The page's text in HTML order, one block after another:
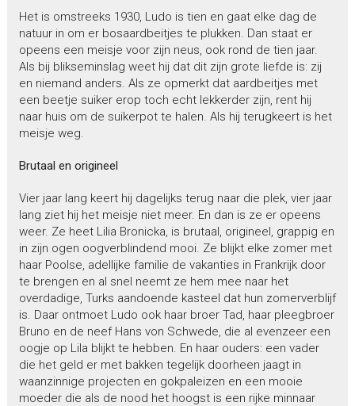
Het is omstreeks 1930, Ludo is tien en gaat elke dag de
natuur in om er bosaardbeitjes te plukken. Dan staat er
opeens een meisje voor zijn neus, ook rond de tien jaar.
Als bij blikseminslag weet hij dat dit zijn grote liefde is: zij
en niemand anders. Als ze opmerkt dat aardbeitjes met
een beetje suiker erop toch echt lekkerder zijn, rent hij
naar huis om de suikerpot te halen. Als hij terugkeert is het
meisje weg.
Brutaal en origineel
Vier jaar lang keert hij dagelijks terug naar die plek, vier jaar
lang ziet hij het meisje niet meer. En dan is ze er opeens
weer. Ze heet Lilia Bronicka, is brutaal, origineel, grappig en
in zijn ogen oogverblindend mooi. Ze blijkt elke zomer met
haar Poolse, adellijke familie de vakanties in Frankrijk door
te brengen en al snel neemt ze hem mee naar het
overdadige, Turks aandoende kasteel dat hun zomerverblijf
is. Daar ontmoet Ludo ook haar broer Tad, haar pleegbroer
Bruno en de neef Hans von Schwede, die al evenzeer een
oogje op Lila blijkt te hebben. En haar ouders: een vader
die het geld er met bakken tegelijk doorheen jaagt in
waanzinnige projecten en gokpaleizen en een mooie
moeder die als de nood het hoogst is een rijke minnaar